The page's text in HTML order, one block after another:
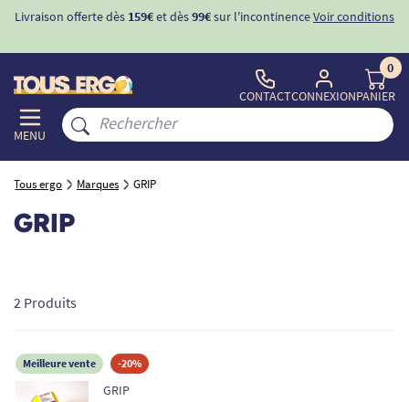
Livraison offerte dès 159€et dès99€sur l'incontinenceVoir conditions
MENU
CONTACTCONNEXION
0
PANIER
Tous ergo Marques GRIP
GRIP
2 Produits
Meilleure vente -20%
GRIP